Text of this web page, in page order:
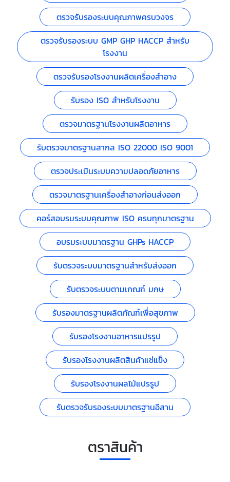
ตรวจรับรองระบบคุณภาพครบวงจร
ตรวจรับรองระบบ GMP GHP HACCP สำหรับ
โรงงาน
ตรวจรับรองโรงงานผลิตเครื่องสำอาง
รับรอง ISO สำหรับโรงงาน
ตรวจมาตรฐานโรงงานผลิตอาหาร
รับตรวจมาตรฐานสากล ISO 22000 ISO 9001
ตรวจประเมินระบบความปลอดภัยอาหาร
ตรวจมาตรฐานเครื่องสำอางก่อนส่งออก
คอร์สอบรมระบบคุณภาพ ISO ครบทุกมาตรฐาน
อบรมระบบมาตรฐาน GHPs HACCP
รับตรวจระบบมาตรฐานสำหรับส่งออก
รับตรวจระบบตามเกณฑ์ มกษ
รับรองมาตรฐานผลิตภัณฑ์เพื่อสุขภาพ
รับรองโรงงานอาหารแปรรูป
รับรองโรงงานผลิตสินค้าแช่แข็ง
รับรองโรงงานผลไม้แปรรูป
รับตรวจรับรองระบบมาตรฐานอีสาน
ตราสินค้า